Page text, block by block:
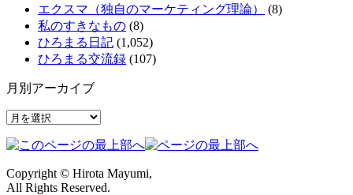
エクスマ（独自のマーケティング理論）
(8)
私のすきなもの (8)
ひろまる日記 (1,052)
ひろまる交流録 (107)
月別アーカイブ
月
ア
ー
カ
Copyright © Hirota Mayumi,
All Rights Reserved.